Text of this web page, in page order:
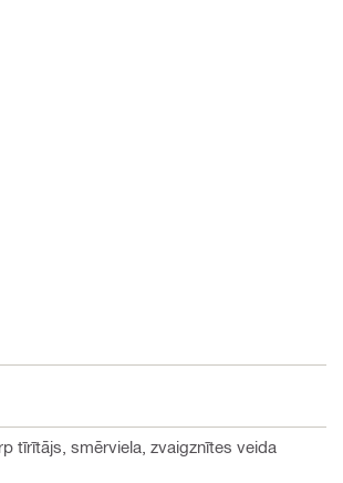
tīrītājs, smērviela, zvaigznītes veida